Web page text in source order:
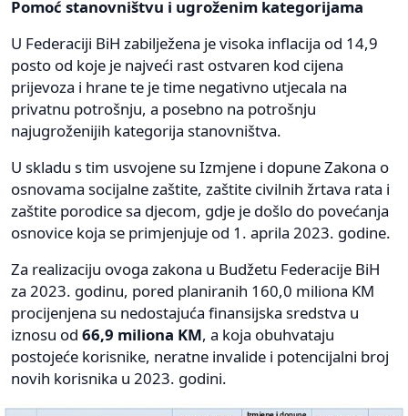
Pomoć stanovništvu i ugroženim kategorijama
U Federaciji BiH zabilježena je visoka inflacija od 14,9
posto od koje je najveći rast ostvaren kod cijena
prijevoza i hrane te je time negativno utjecala na
privatnu potrošnju, a posebno na potrošnju
najugroženijih kategorija stanovništva.
U skladu s tim usvojene su Izmjene i dopune Zakona o
osnovama socijalne zaštite, zaštite civilnih žrtava rata i
zaštite porodice sa djecom, gdje je došlo do povećanja
osnovice koja se primjenjuje od 1. aprila 2023. godine.
Za realizaciju ovoga zakona u Budžetu Federacije BiH
za 2023. godinu, pored planiranih 160,0 miliona KM
procijenjena su nedostajuća finansijska sredstva u
iznosu od 66,9 miliona KM, a koja obuhvataju
postojeće korisnike, neratne invalide i potencijalni broj
novih korisnika u 2023. godini.